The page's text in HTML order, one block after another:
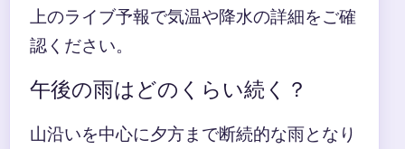
上のライブ予報で気温や降水の詳細をご確
認ください。
午後の雨はどのくらい続く？
山沿いを中心に夕方まで断続的な雨となり